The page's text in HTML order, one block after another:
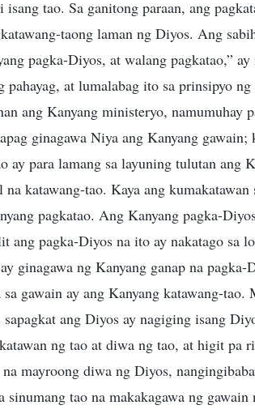
isang tao. Sa ganitong paraan, ang
taong laman ng Diyos. Ang
pagka-Diyos, at walang pagkatao,”
pahayag, at lumalabag ito sa prinsipyo
ang Kanyang ministeryo, namumuhay
ginagawa Niya ang Kanyang
ay para lamang sa layuning tulutan ang
na katawang-tao. Kaya ang
pagkatao. Ang Kanyang pagka-
ang pagka-Diyos na ito ay nakatago sa
ginagawa ng Kanyang ganap na
sa gawain ay ang Kanyang katawang-
ang Diyos ay nagiging isang
ng tao at diwa ng tao, at higit
mayroong diwa ng Diyos,
sinumang tao na makakagawa ng